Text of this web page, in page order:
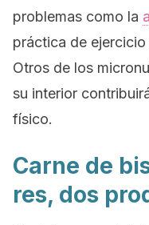
problemas como la
práctica de
Otros de los
su interior
físico.
Carne de
res, dos